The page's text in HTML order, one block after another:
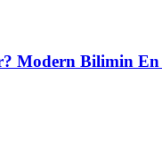
Modern Bilimin En